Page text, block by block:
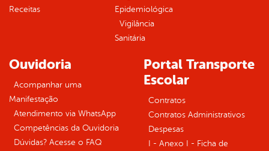
Receitas
Epidemiológica
Vigilância
Sanitária
Ouvidoria
Acompanhar uma
Manifestação
Atendimento via WhatsApp
Competências da Ouvidoria
Dúvidas? Acesse o FAQ
Portal Transporte
Escolar
Contratos
Contratos Administrativos
Despesas
I - Anexo I - Ficha de